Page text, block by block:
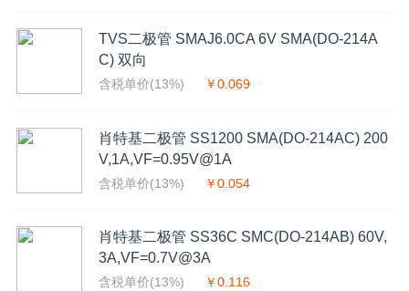
TVS二极管 SMAJ6.0CA 6V SMA(DO-214A
C) 双向
含税单价(13%) ￥0.069
肖特基二极管 SS1200 SMA(DO-214AC) 200
V,1A,VF=0.95V@1A
含税单价(13%) ￥0.054
肖特基二极管 SS36C SMC(DO-214AB) 60V,
3A,VF=0.7V@3A
含税单价(13%) ￥0.116